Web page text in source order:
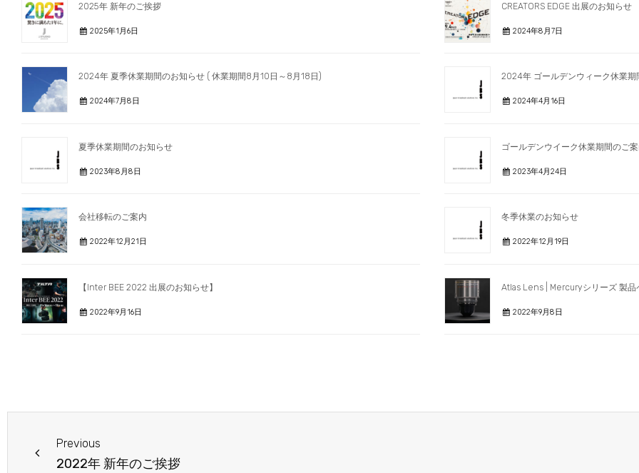
2025年 新年のご挨拶
2025年1月6日
CREATORS EDGE 出展のお知らせ
2024年8月7日
2024年 夏季休業期間のお知らせ ( 休業期間8月10日～8月18日)
2024年7月8日
2024年 ゴールデンウィーク休業
2024年4月16日
夏季休業期間のお知らせ
2023年8月8日
ゴールデンウイーク休業期間のご
2023年4月24日
会社移転のご案内
2022年12月21日
冬季休業のお知らせ
2022年12月19日
【Inter BEE 2022 出展のお知らせ】
2022年9月16日
Atlas Lens | Mercuryシリーズ 製品
2022年9月8日
Previous
2022年 新年のご挨拶